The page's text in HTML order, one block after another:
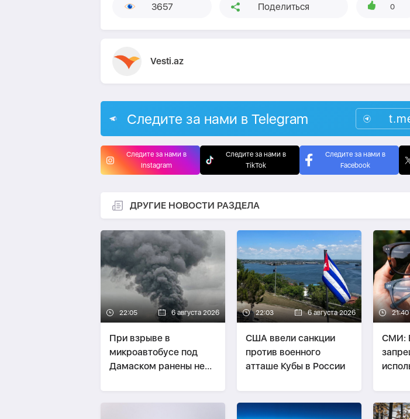
3657 Поделиться 0
Vesti.az
Следите за нами в Telegram
Следите за нами в
Instagram
Следите за нами в
TikTok
Следите за нами в
Facebook
ДРУГИЕ НОВОСТИ РАЗДЕЛА
22:05 6 августа 2026
При взрыве в
микроавтобусе под
Дамаском ранены не
22:03 6 августа 2026
США ввели санкции
против военного
атташе Кубы в России
21:40
СМИ: